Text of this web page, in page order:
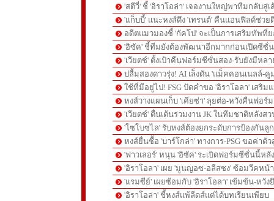
'สตีวี่' ชี้ 'อิราโอล่า' เจองานใหญ่พาทีมกลับสู่
'แก็บบี้' แนะหงส์ดึง 'เทรนต์' คืนแอนฟิลด์ช่วย
อดีตแมวมองชี้ 'กัคโป' จะเป็นการเสริมทัพที่
'อิซัค' ชี้ทีมยังต้องพัฒนาอีกมากก่อนเปิดซีซั่
'เวียตซ์' ตั้งเป้าคืนฟอร์มซีซั่นสอง-รับยังมีหล
ปลื้มสองดาวรุ่ง! AI เล็งดัน 'แม็คคอนเนลล์-
ใช้ที่มีอยู่ไป! FSG ปัดคำขอ 'อิราโอลา' เสริม
หงส์วางแผนเก็บ 'เคียซ่า' ลุยต่อ-หวังคืนฟอร์
'เวียตซ์' ตื่นเต้นร่วมงาน JK ในทีมชาติหลังส
'โซโบซไล' รับหงส์ต้องยกระดับการป้องกันลูก
หงส์ยื่นซื้อ 'บาร์โกล่า' ทางการ-PSG ขอค่าตัว
'ฟาวเลอร์' หนุน 'อิซัค' ระเบิดฟอร์มซีซั่นนี้หลั
'อิราโอลา' เผย 'มูนญอซ-อลีสซง' ซ้อมวีคหน้
'แรมซีย์' เผยซ้อมกับ 'อิราโอลา' เข้มข้น-หวั
'อิราโอล่า' ชี้หงส์แพ้ลีดส์แต่ได้บทเรียนเพียบ